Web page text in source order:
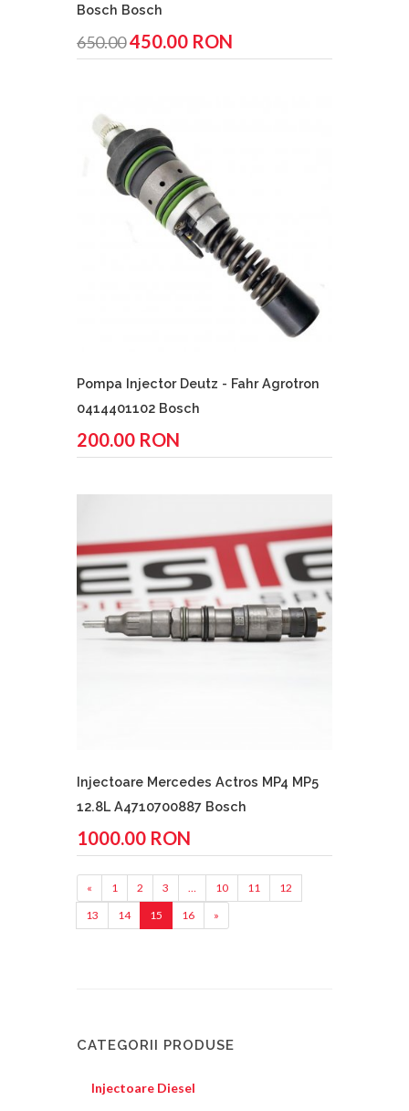
Bosch Bosch
650.00450.00 RON
Pompa Injector Deutz - Fahr Agrotron
0414401102 Bosch
200.00 RON
Injectoare Mercedes Actros MP4 MP5
12.8L A4710700887 Bosch
1000.00 RON
« 1 2 3 … 10 11
12
13
14 15 16 »
CATEGORII PRODUSE
Injectoare Diesel